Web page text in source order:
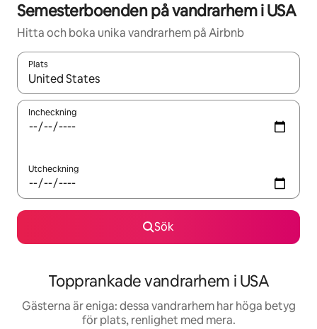
Semesterboenden på vandrarhem i USA
Hitta och boka unika vandrarhem på Airbnb
Plats
När resultaten är tillgängliga kan du navigera med upp- och
Incheckning
Utcheckning
Sök
Topprankade vandrarhem i USA
Gästerna är eniga: dessa vandrarhem har höga betyg
för plats, renlighet med mera.